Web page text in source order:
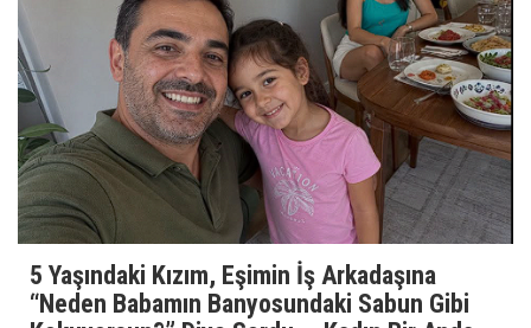
5 Yaşındaki Kızım, Eşimin İş Arkadaşına
“Neden Babamın Banyosundaki Sabun Gibi